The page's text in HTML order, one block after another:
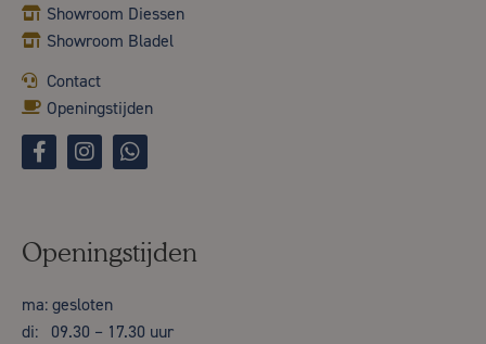
Showroom Diessen
Showroom Bladel
Contact
Openingstijden
Openingstijden
ma: gesloten
di: 09.30 – 17.30 uur